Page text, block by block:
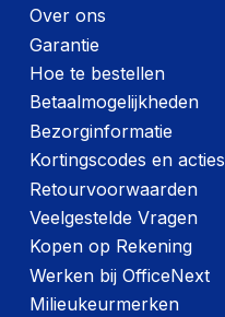
Over ons
Garantie
Hoe te bestellen
Betaalmogelijkheden
Bezorginformatie
Kortingscodes en acties
Retourvoorwaarden
Veelgestelde Vragen
Kopen op Rekening
Werken bij OfficeNext
Milieukeurmerken